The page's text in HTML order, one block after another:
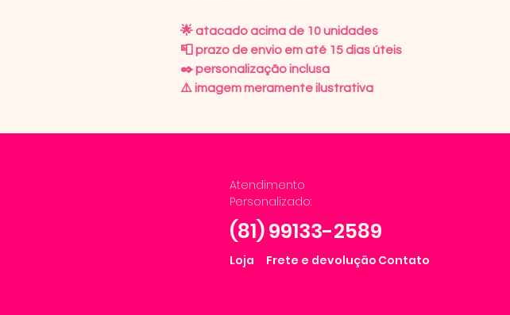
🌟 atacado acima de 10 unidades
📮 prazo de envio em até 15 dias úteis
✒️ personalização inclusa
⚠️ imagem meramente ilustrativa
Atendimento
Personalizado:
(81) 99133-2589
Loja Frete e devolução Contato